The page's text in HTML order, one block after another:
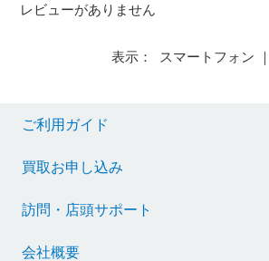
レビューがありません
表示： スマートフォン ｜
ご利用ガイド
買取お申し込み
訪問・店頭サポート
会社概要